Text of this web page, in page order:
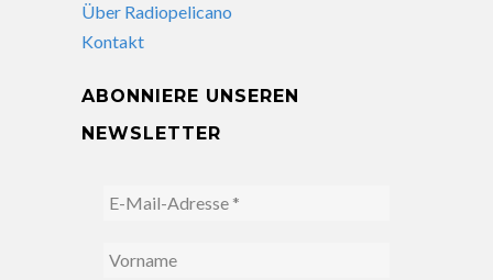
Über Radiopelicano
Kontakt
ABONNIERE UNSEREN
NEWSLETTER